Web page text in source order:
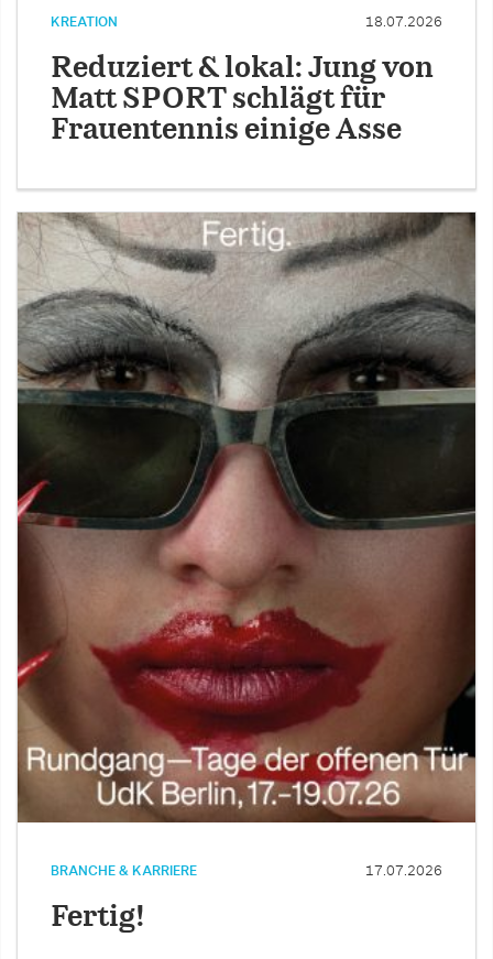
KREATION 18.07.2026
Reduziert & lokal: Jung von
Matt SPORT schlägt für
Frauentennis einige Asse
BRANCHE & KARRIERE 17.07.2026
Fertig!